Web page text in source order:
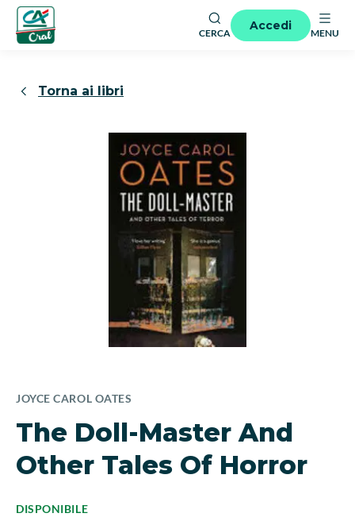
CERCA
Accedi
MENU
Torna ai libri
JOYCE CAROL OATES
The Doll-Master And
Other Tales Of Horror
DISPONIBILE